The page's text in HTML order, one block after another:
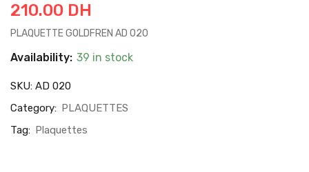
210.00 DH
PLAQUETTE GOLDFREN AD 020
Availability: 39 in stock
SKU: AD 020
Category: PLAQUETTES
Tag: Plaquettes